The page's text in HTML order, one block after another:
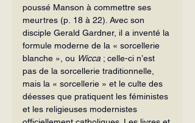
poussé Manson à commettre ses
meurtres (p. 18 à 22). Avec son
disciple Gerald Gardner, il a inventé la
formule moderne de la « sorcellerie
blanche », ou Wicca ; celle-ci n’est
pas de la sorcellerie traditionnelle,
mais la « sorcellerie » et le culte des
déesses que pratiquent les féministes
et les religieuses modernistes